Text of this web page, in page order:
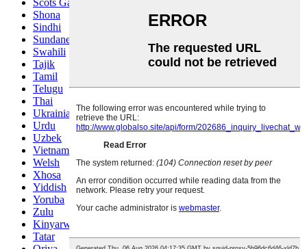
Shona
Sindhi
Sundanese
Swahili
Tajik
Tamil
Telugu
Thai
Ukrainian
Urdu
Uzbek
Vietnamese
Welsh
Xhosa
Yiddish
Yoruba
Zulu
Kinyarwanda
Tatar